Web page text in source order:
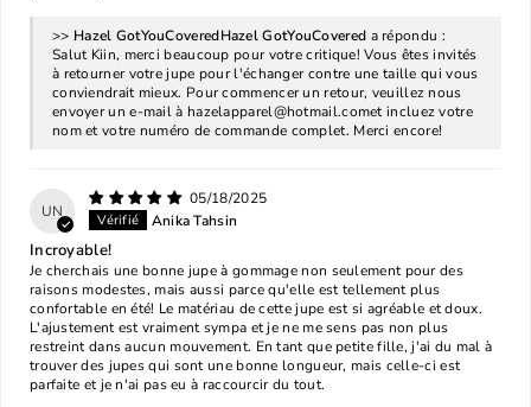
>> Hazel GotYouCovered a répondu :
Salut Kiin, merci beaucoup pour votre critique! Vous êtes invités
à retourner votre jupe pour l'échanger contre une taille qui vous
conviendrait mieux. Pour commencer un retour, veuillez nous
envoyer un e-mail à hazelapparel@hotmail.comet incluez votre
nom et votre numéro de commande complet. Merci encore!
UN
05/18/2025
Anika Tahsin
Incroyable!
Je cherchais une bonne jupe à gommage non seulement pour des
raisons modestes, mais aussi parce qu'elle est tellement plus
confortable en été! Le matériau de cette jupe est si agréable et doux.
L'ajustement est vraiment sympa et je ne me sens pas non plus
restreint dans aucun mouvement. En tant que petite fille, j'ai du mal à
trouver des jupes qui sont une bonne longueur, mais celle-ci est
parfaite et je n'ai pas eu à raccourcir du tout.